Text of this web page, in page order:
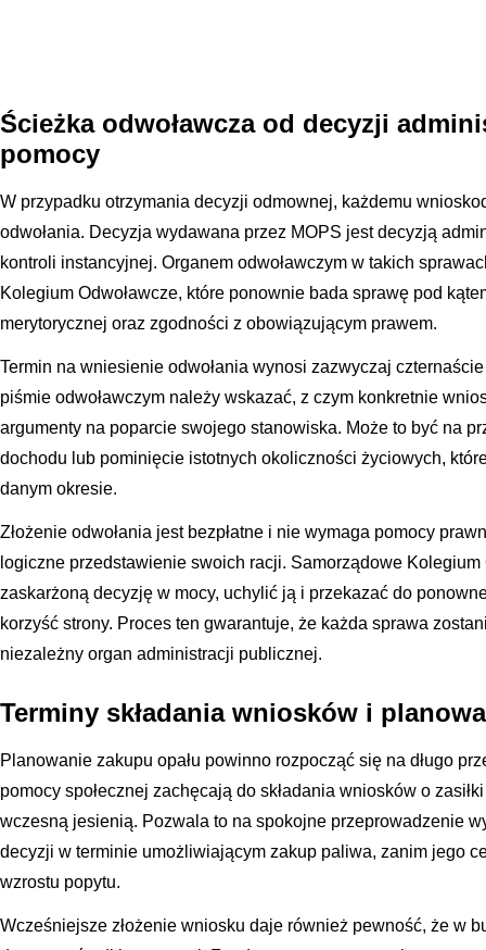
Ścieżka odwoławcza od decyzji
pomocy
W przypadku otrzymania decyzji odmownej, każdemu
odwołania. Decyzja wydawana przez MOPS jest decyzją
kontroli instancyjnej. Organem odwoławczym w takich
Kolegium Odwoławcze, które ponownie bada sprawę pod
merytorycznej oraz zgodności z obowiązującym prawem.
Termin na wniesienie odwołania wynosi zazwyczaj
piśmie odwoławczym należy wskazać, z czym konkretnie
argumenty na poparcie swojego stanowiska. Może to być na
dochodu lub pominięcie istotnych okoliczności życiowych,
danym okresie.
Złożenie odwołania jest bezpłatne i nie wymaga pomocy
logiczne przedstawienie swoich racji. Samorządowe Kolegium
zaskarżoną decyzję w mocy, uchylić ją i przekazać do
korzyść strony. Proces ten gwarantuje, że każda sprawa
niezależny organ administracji publicznej.
Terminy składania wniosków i
Planowanie zakupu opału powinno rozpocząć się na długo
pomocy społecznej zachęcają do składania wniosków o
wczesną jesienią. Pozwala to na spokojne przeprowadzenie
decyzji w terminie umożliwiającym zakup paliwa, zanim jego
wzrostu popytu.
Wcześniejsze złożenie wniosku daje również pewność, że w